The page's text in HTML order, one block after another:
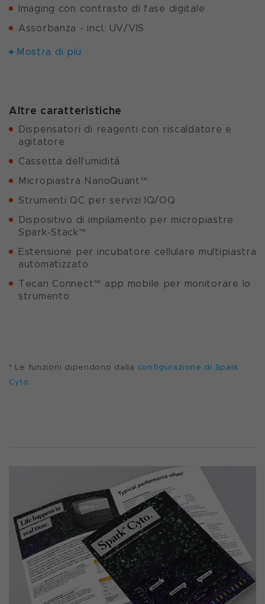
Imaging con contrasto di fase digitale
Assorbanza - incl. UV/VIS
Mostra di più
Altre caratteristiche
Dispensatori di reagenti con riscaldatore e
agitatore
Cassetta dell’umidità
Micropiastra NanoQuant™
Strumenti QC per servizi IQ/OQ
Dispositivo di impilamento per micropiastre
Spark-Stack™
Estensione per incubatore cellulare multipiastra
automatizzato
Tecan Connect™ app mobile per monitorare lo
strumento
* Le funzioni dipendono dalla configurazione di Spark
Cyto.